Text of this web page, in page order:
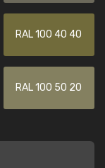
RAL 100 40 40
RAL 100 50 20